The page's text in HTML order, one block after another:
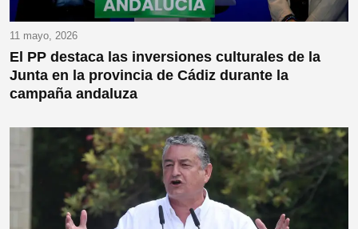
11 mayo, 2026
El PP destaca las inversiones culturales de la
Junta en la provincia de Cádiz durante la
campaña andaluza